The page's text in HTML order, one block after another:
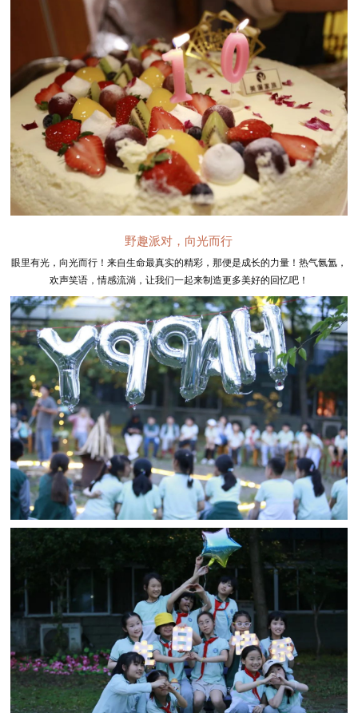
野趣派对，向光而行
眼里有光，向光而行！来自生命最真实的精彩，那便是成长的力量！热气氤氲，
欢声笑语，情感流淌，让我们一起来制造更多美好的回忆吧！